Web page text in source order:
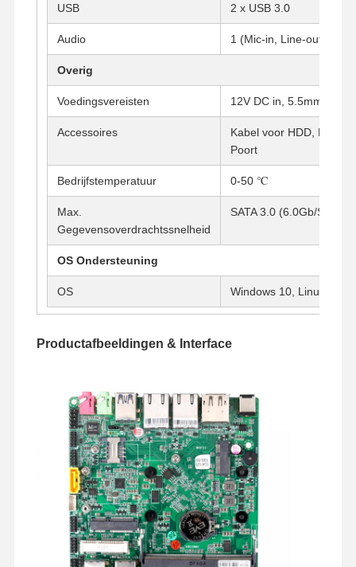
1U Rackmount PC
POE-mini-pc
NAS Mini PC
Office Mini PC
Industrieel moederbord
Firewall-moederbord
USB 2 x USB 3.0
Audio 1 (Mic-in, Line-out)
Overig
Voedingsvereisten 12V DC in, 5.5mm/
Accessoires
Kabel voor HDD, Kabel
Poort
Bedrijfstemperatuur 0-50 ℃
Max.
Gegevensoverdrachtssnelheid
SATA 3.0 (6.0Gb/S)
OS Ondersteuning
OS Windows 10, Linux, etc.
Productafbeeldingen & Interface